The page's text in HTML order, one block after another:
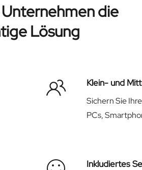
die
Lösung
Klein- und
Sichern Sie
PCs,
Inkludiertes